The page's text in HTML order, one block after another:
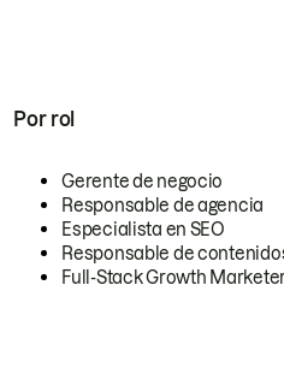
Por rol
Gerente de negocio
Responsable de agencia
Especialista en SEO
Responsable de
Full-Stack Growth